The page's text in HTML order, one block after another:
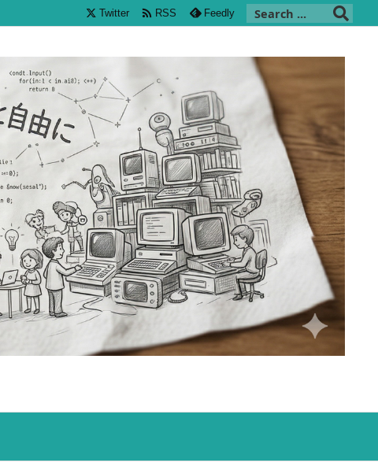
Twitter  RSS Feedly